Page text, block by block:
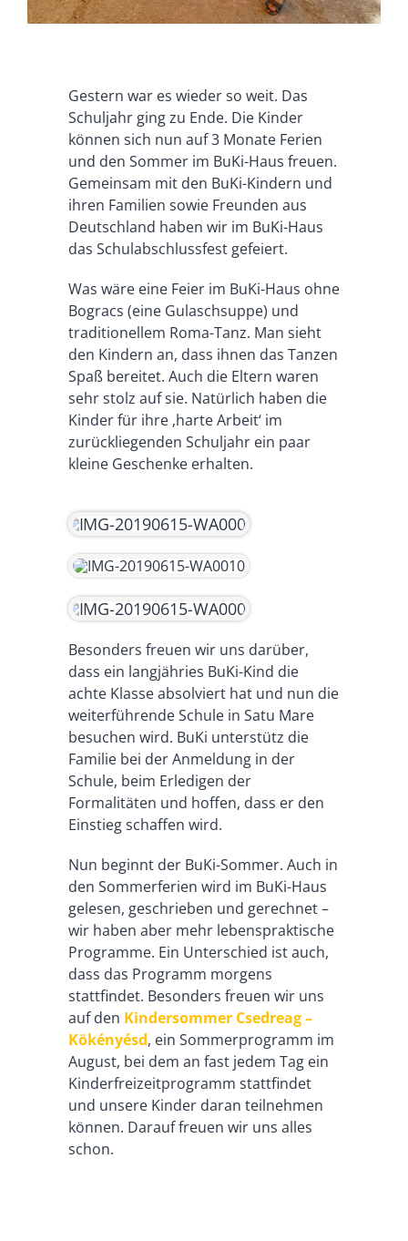
Gestern war es wieder so weit. Das
Schuljahr ging zu Ende. Die Kinder
können sich nun auf 3 Monate Ferien
und den Sommer im BuKi-Haus freuen.
Gemeinsam mit den BuKi-Kindern und
ihren Familien sowie Freunden aus
Deutschland haben wir im BuKi-Haus
das Schulabschlussfest gefeiert.
Was wäre eine Feier im BuKi-Haus ohne
Bogracs (eine Gulaschsuppe) und
traditionellem Roma-Tanz. Man sieht
den Kindern an, dass ihnen das Tanzen
Spaß bereitet. Auch die Eltern waren
sehr stolz auf sie. Natürlich haben die
Kinder für ihre ‚harte Arbeit‘ im
zurückliegenden Schuljahr ein paar
kleine Geschenke erhalten.
Besonders freuen wir uns darüber,
dass ein langjähries BuKi-Kind die
achte Klasse absolviert hat und nun die
weiterführende Schule in Satu Mare
besuchen wird. BuKi unterstütz die
Familie bei der Anmeldung in der
Schule, beim Erledigen der
Formalitäten und hoffen, dass er den
Einstieg schaffen wird.
Nun beginnt der BuKi-Sommer. Auch in
den Sommerferien wird im BuKi-Haus
gelesen, geschrieben und gerechnet –
wir haben aber mehr lebenspraktische
Programme. Ein Unterschied ist auch,
dass das Programm morgens
stattfindet. Besonders freuen wir uns
auf den Kindersommer Csedreag –
Kökényésd, ein Sommerprogramm im
August, bei dem an fast jedem Tag ein
Kinderfreizeitprogramm stattfindet
und unsere Kinder daran teilnehmen
können. Darauf freuen wir uns alles
schon.